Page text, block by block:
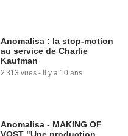
Anomalisa : la stop-motion
au service de Charlie
Kaufman
2 313 vues - Il y a 10 ans
Anomalisa - MAKING OF
VOST "Une production